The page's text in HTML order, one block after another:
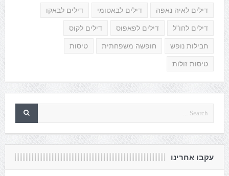
דילים לאיה נאפה דילים לבאטומי דילים לבאקו
דילים לחו"ל דילים לפאפוס דילים לקוס
חבילות נופש חופשה משפחתית טיסות
טיסות זולות
עקבו אחרינו